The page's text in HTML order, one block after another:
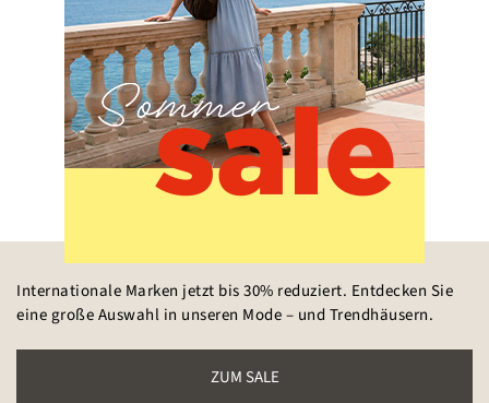
Internationale Marken jetzt bis 30% reduziert. Entdecken Sie
eine große Auswahl in unseren Mode – und Trendhäusern.
ZUM SALE